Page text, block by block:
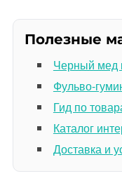
Полезные
Черный мед
Фульво-
Гид по
Каталог
Доставка и